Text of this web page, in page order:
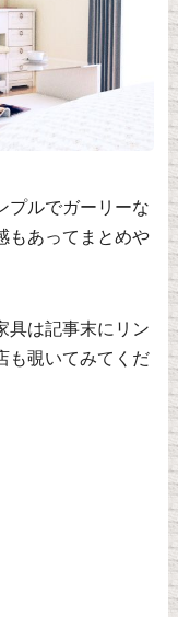
プルでガーリーな
もあってまとめや
具は記事末にリン
も覗いてみてくだ